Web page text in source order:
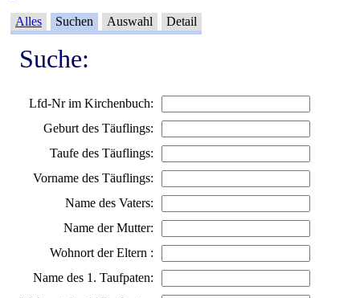
Alles Suchen Auswahl Detail
Suche:
Lfd-Nr im Kirchenbuch:
Geburt des Täuflings:
Taufe des Täuflings:
Vorname des Täuflings:
Name des Vaters:
Name der Mutter:
Wohnort der Eltern :
Name des 1. Taufpaten: